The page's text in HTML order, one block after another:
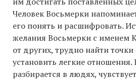
Человек Восьмерки
его понять и расшифровать.
желания Восьмерки с именем
от других, трудно найти
установить легкие
разбирается в людях,